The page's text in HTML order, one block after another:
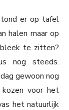
er op tafel
halen maar op
te zitten?
nog steeds.
gewoon nog
voor het
het natuurlijk